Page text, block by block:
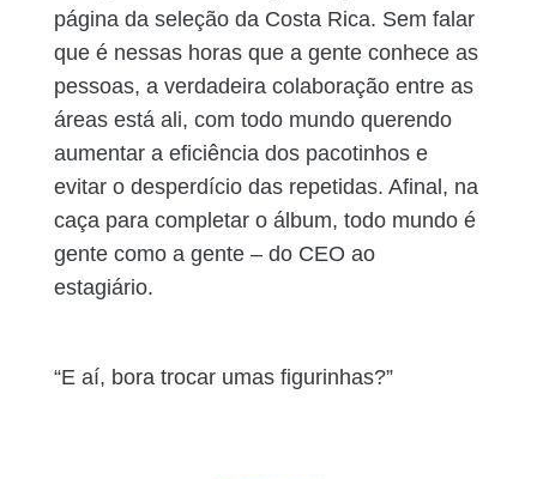
página da seleção da Costa Rica. Sem falar
que é nessas horas que a gente conhece as
pessoas, a verdadeira colaboração entre as
áreas está ali, com todo mundo querendo
aumentar a eficiência dos pacotinhos e
evitar o desperdício das repetidas. Afinal, na
caça para completar o álbum, todo mundo é
gente como a gente – do CEO ao
estagiário.
“E aí, bora trocar umas figurinhas?”